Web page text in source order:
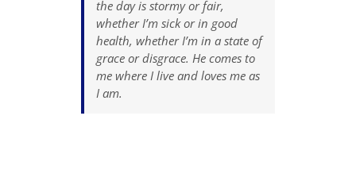
the day is stormy or fair,
whether I’m sick or in good
health, whether I’m in a state of
grace or disgrace. He comes to
me where I live and loves me as
I am.